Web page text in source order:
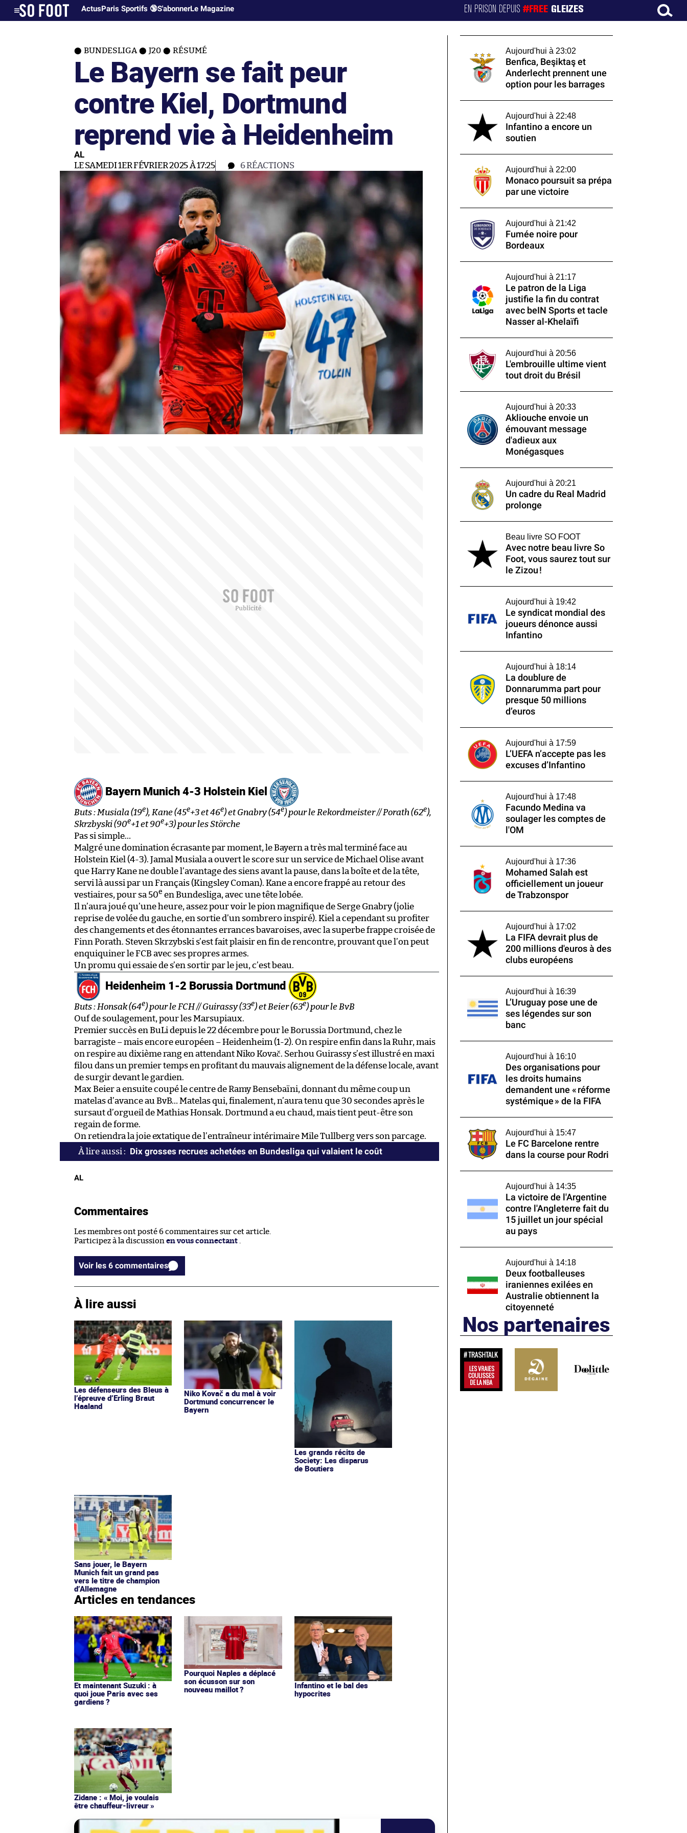
ActusParis Sportifs 🔞S'abonnerLe Magazine EN PRISON DEPUIS#FREE GLEIZES
BUNDESLIGA J20 RÉSUMÉ
Le Bayern se fait peur
contre Kiel, Dortmund
reprend vie à Heidenheim
AL
LE SAMEDI 1ER FÉVRIER 2025 À 17:25 6RÉACTIONS
Bayern Munich 4-3 Holstein Kiel
Buts : Musiala (19e), Kane (45e+3 et 46e) et Gnabry (54e) pour le Rekordmeister // Porath (62e),
Skrzbyski (90e+1 et 90e+3) pour les Störche
Pas si simple…
Malgré une domination écrasante par moment, le Bayern a très mal terminé face au
Holstein Kiel (4-3). Jamal Musiala a ouvert le score sur un service de Michael Olise avant
que Harry Kane ne double l’avantage des siens avant la pause, dans la boîte et de la tête,
servi là aussi par un Français (Kingsley Coman). Kane a encore frappé au retour des
vestiaires, pour sa 50e en Bundesliga, avec une tête lobée.
Il n’aura joué qu’une heure, assez pour voir le pion magnifique de Serge Gnabry (jolie
reprise de volée du gauche, en sortie d’un sombrero inspiré). Kiel a cependant su profiter
des changements et des étonnantes errances bavaroises, avec la superbe frappe croisée de
Finn Porath. Steven Skrzybski s’est fait plaisir en fin de rencontre, prouvant que l’on peut
enquiquiner le FCB avec ses propres armes.
Un promu qui essaie de s’en sortir par le jeu, c’est beau.
Heidenheim 1-2 Borussia Dortmund
Buts : Honsak (64e) pour le FCH // Guirassy (33e) et Beier (63e) pour le BvB
Ouf de soulagement, pour les Marsupiaux.
Premier succès en BuLi depuis le 22 décembre pour le Borussia Dortmund, chez le
barragiste – mais encore européen – Heidenheim (1-2). On respire enfin dans la Ruhr, mais
on respire au dixième rang en attendant Niko Kovač. Serhou Guirassy s’est illustré en maxi
filou dans un premier temps en profitant du mauvais alignement de la défense locale, avant
de surgir devant le gardien.
Max Beier a ensuite coupé le centre de Ramy Bensebaïni, donnant du même coup un
matelas d’avance au BvB… Matelas qui, finalement, n’aura tenu que 30 secondes après le
sursaut d’orgueil de Mathias Honsak. Dortmund a eu chaud, mais tient peut-être son
regain de forme.
On retiendra la joie extatique de l’entraîneur intérimaire Mile Tullberg vers son parcage.
Dix grosses recrues achetées en Bundesliga qui valaient le coût
AL
Commentaires
Les membres ont posté 6 commentaires sur cet article.
Participez à la discussion en vous connectant .
Voir les 6 commentaires
À lire aussi
Les défenseurs des Bleus à
l’épreuve d’Erling Braut
Haaland
Niko Kovač a du mal à voir
Dortmund concurrencer le
Bayern
Les grands récits de
Society: Les disparus
de Boutiers
Sans jouer, le Bayern
Munich fait un grand pas
vers le titre de champion
d’Allemagne
Articles en tendances
Et maintenant Suzuki : à
quoi joue Paris avec ses
gardiens ?
Pourquoi Naples a déplacé
son écusson sur son
nouveau maillot ?
Infantino et le bal des
hypocrites
Zidane : « Moi, je voulais
être chauffeur-livreur »
Aujourd'hui à 23:02
Benfica, Beşiktaş et
Anderlecht prennent une
option pour les barrages
Aujourd'hui à 22:48
Infantino a encore un
soutien
Aujourd'hui à 22:00
Monaco poursuit sa prépa
par une victoire
Aujourd'hui à 21:42
Fumée noire pour
Bordeaux
Aujourd'hui à 21:17
Le patron de la Liga
justifie la fin du contrat
avec beIN Sports et tacle
Nasser al-Khelaïfi
Aujourd'hui à 20:56
L'embrouille ultime vient
tout droit du Brésil
Aujourd'hui à 20:33
Akliouche envoie un
émouvant message
d'adieux aux
Monégasques
Aujourd'hui à 20:21
Un cadre du Real Madrid
prolonge
Beau livre SO FOOT
Avec notre beau livre So
Foot, vous saurez tout sur
le Zizou !
Aujourd'hui à 19:42
Le syndicat mondial des
joueurs dénonce aussi
Infantino
Aujourd'hui à 18:14
La doublure de
Donnarumma part pour
presque 50 millions
d’euros
Aujourd'hui à 17:59
L’UEFA n’accepte pas les
excuses d’Infantino
Aujourd'hui à 17:48
Facundo Medina va
soulager les comptes de
l'OM
Aujourd'hui à 17:36
Mohamed Salah est
officiellement un joueur
de Trabzonspor
Aujourd'hui à 17:02
La FIFA devrait plus de
200 millions d'euros à des
clubs européens
Aujourd'hui à 16:39
L’Uruguay pose une de
ses légendes sur son
banc
Aujourd'hui à 16:10
Des organisations pour
les droits humains
demandent une « réforme
systémique » de la FIFA
Aujourd'hui à 15:47
Le FC Barcelone rentre
dans la course pour Rodri
Aujourd'hui à 14:35
La victoire de l'Argentine
contre l'Angleterre fait du
15 juillet un jour spécial
au pays
Aujourd'hui à 14:18
Deux footballeuses
iraniennes exilées en
Australie obtiennent la
citoyenneté
Nos partenaires